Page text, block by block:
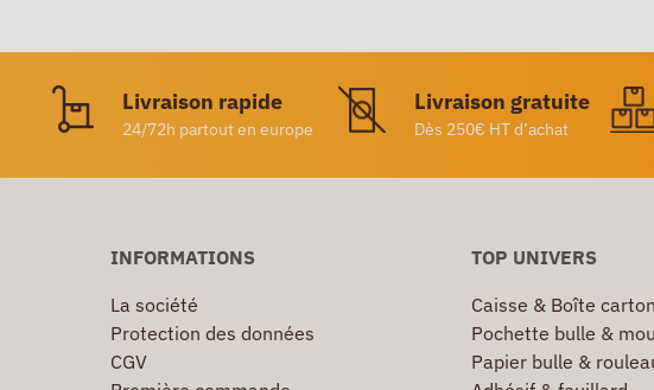
Livraison rapide
24/72h partout en europe
Livraison gratuite
Dès 250€ HT d’achat
INFORMATIONS
La société
Protection des données
CGV
TOP UNIVERS
Caisse & Boîte carton
Pochette bulle &
Papier bulle &